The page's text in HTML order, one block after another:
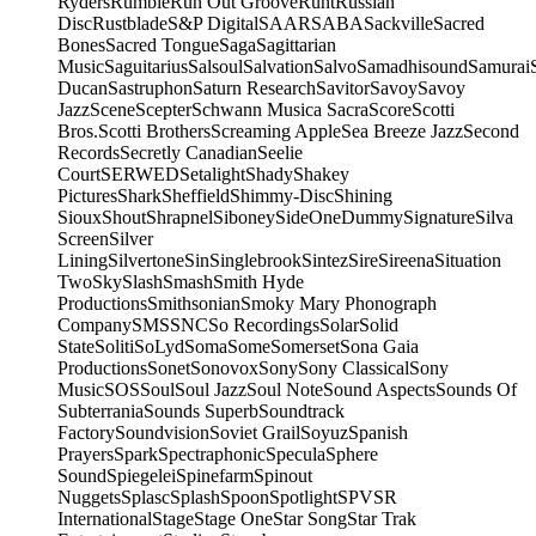
DiscRustbladeS&P DigitalSAARSABASackvilleSacred
BonesSacred TongueSagaSagittarian
MusicSaguitariusSalsoulSalvationSalvoSamadhisoundSamurai
DucanSastruphonSaturn ResearchSavitorSavoySavoy
JazzSceneScepterSchwann Musica SacraScoreScotti
Bros.Scotti BrothersScreaming AppleSea Breeze JazzSecond
RecordsSecretly CanadianSeelie
CourtSERWEDSetalightShadyShakey
PicturesSharkSheffieldShimmy-DiscShining
SiouxShoutShrapnelSiboneySideOneDummySignatureSilva
ScreenSilver
LiningSilvertoneSinSinglebrookSintezSireSireenaSituation
TwoSkySlashSmashSmith Hyde
ProductionsSmithsonianSmoky Mary Phonograph
CompanySMSSNCSo RecordingsSolarSolid
StateSolitiSoLydSomaSomeSomersetSona Gaia
ProductionsSonetSonovoxSonySony ClassicalSony
MusicSOSSoulSoul JazzSoul NoteSound AspectsSounds Of
SubterraniaSounds SuperbSoundtrack
FactorySoundvisionSoviet GrailSoyuzSpanish
PrayersSparkSpectraphonicSpeculaSphere
SoundSpiegeleiSpinefarmSpinout
NuggetsSplascSplashSpoonSpotlightSPVSR
InternationalStageStage OneStar SongStar Trak